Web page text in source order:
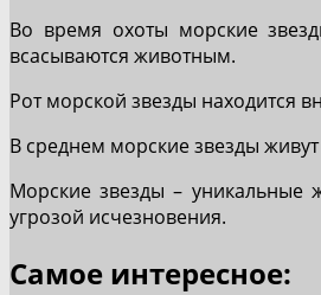
Во время охоты морские
всасываются животным.
Рот морской звезды находится
В среднем морские звезды живут
Морские звезды –
угрозой исчезновения.
Самое интересное: